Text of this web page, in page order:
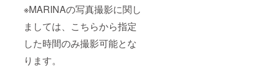
※MARINAの写真撮影に関し
ましては、こちらから指定
した時間のみ撮影可能とな
ります。